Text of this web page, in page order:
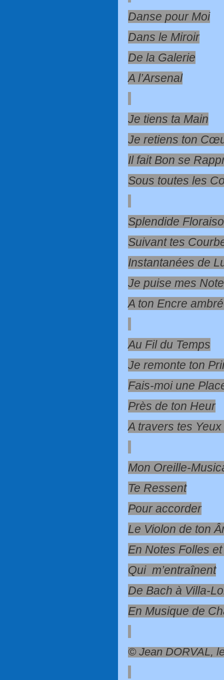
Danse pour Moi
Dans le Miroir
De la Galerie
A l’Arsenal
Je tiens ta Main
Je retiens ton
Il fait Bon se
Sous toutes les
Splendide
Suivant tes
Instantanées de
Je puise mes
A ton Encre
Au Fil du Temps
Je remonte ton
Fais-moi une
Près de ton Heur
A travers tes Yeux
Mon Oreille-
Te Ressent
Pour accorder
Le Violon de ton
En Notes Folles
Qui m’entraînent
De Bach à Villa-
En Musique de
© Jean DORVAL,